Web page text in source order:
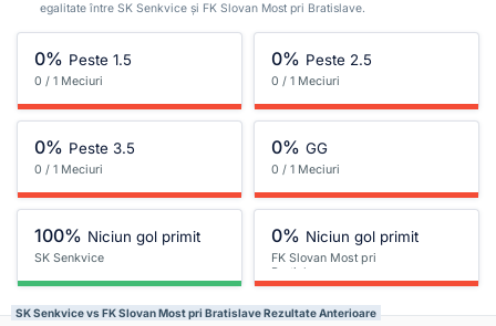
egalitate între SK Senkvice și FK Slovan Most pri Bratislave.
0% Peste 1.5
0 / 1 Meciuri
0% Peste 2.5
0 / 1 Meciuri
0% Peste 3.5
0 / 1 Meciuri
0% GG
0 / 1 Meciuri
100% Niciun gol primit
SK Senkvice
0% Niciun gol primit
FK Slovan Most pri
Bratislave
SK Senkvice vs FK Slovan Most pri Bratislave Rezultate Anterioare